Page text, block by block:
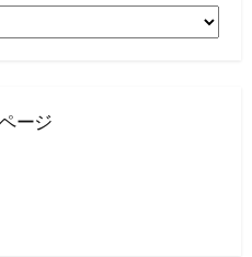
ージ